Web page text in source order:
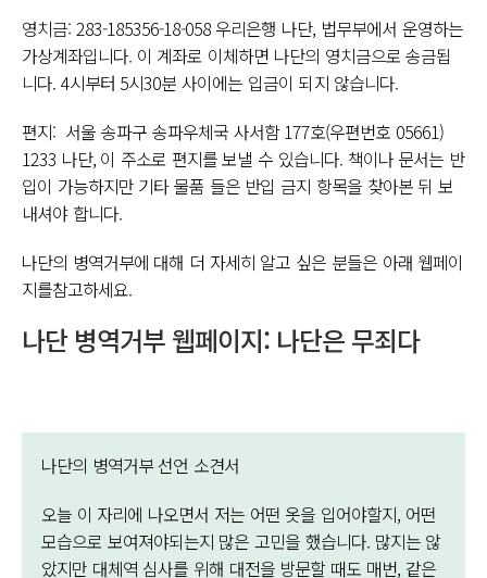
영치금: 283-185356-18-058 우리은행 나단, 법무부에서 운영하는
가상계좌입니다. 이 계좌로 이체하면 나단의 영치금으로 송금됩
니다. 4시부터 5시30분 사이에는 입금이 되지 않습니다.
편지: 서울송파구 송파우체국 사서함177호(우편번호 05661)
1233 나단, 이 주소로 편지를 보낼 수 있습니다. 책이나 문서는 반
입이 가능하지만 기타 물품 들은 반입 금지 항목을 찾아본 뒤 보
내셔야 합니다.
나단의 병역거부에 대해 더 자세히 알고 싶은 분들은 아래 웹페이
지를참고하세요.
나단 병역거부 웹페이지: 나단은 무죄다
나단의 병역거부 선언 소견서
오늘 이 자리에 나오면서 저는 어떤 옷을 입어야할지, 어떤
모습으로 보여져야되는지 많은 고민을 했습니다. 많지는 않
았지만 대체역 심사를 위해 대전을 방문할 때도 매번, 같은